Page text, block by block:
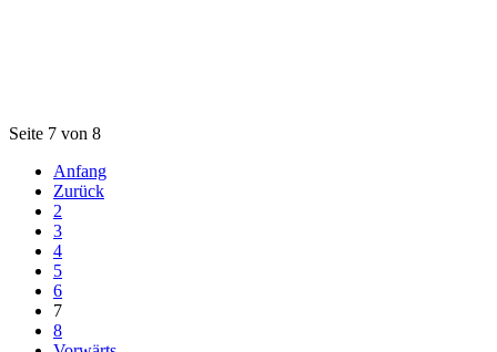
Seite 7 von 8
Anfang
Zurück
2
3
4
5
6
7
8